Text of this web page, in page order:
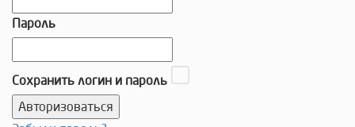
Пароль
Сохранить логин и пароль